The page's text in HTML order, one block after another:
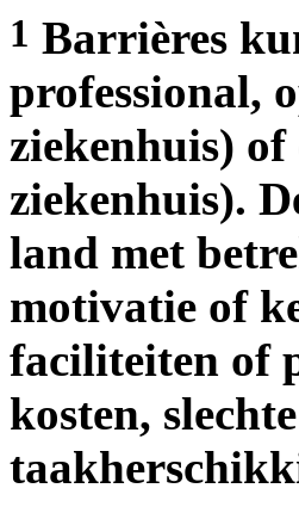
1 Barrières
professional,
ziekenhuis)
ziekenhuis).
land met
motivatie of
faciliteiten of
kosten,